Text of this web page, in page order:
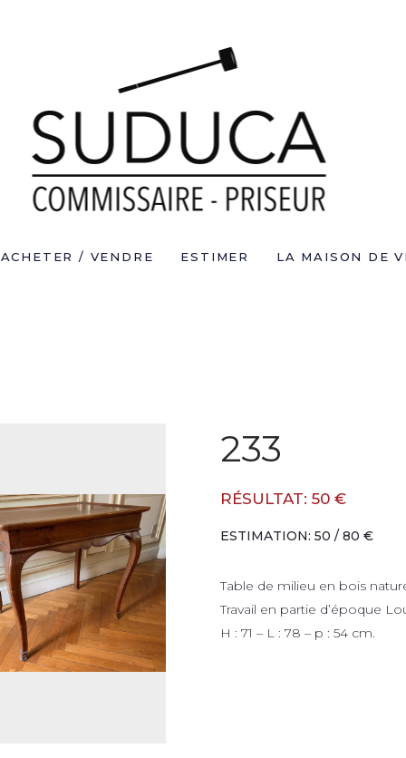
ACHETER / VENDRE ESTIMER LA MAISON DE
233
RÉSULTAT: 50 €
ESTIMATION: 50 / 80 €
Table de milieu en bois
Travail en partie d’époque
H : 71 – L : 78 – p : 54 cm.